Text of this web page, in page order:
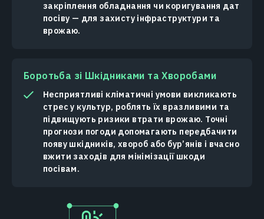
закріплення обладнання чи коригування дат
посіву — для захисту інфраструктури та
врожаю.
Боротьба зі Шкідниками та Хворобами
Несприятливі кліматичні умови викликають
стрес у культур, роблять їх вразливими та
підвищують ризики втрати врожаю. Точні
прогнози погоди допомагають передбачити
появу шкідників, хвороб або бур’янів і вчасно
вжити заходів для мінімізації шкоди
посівам.